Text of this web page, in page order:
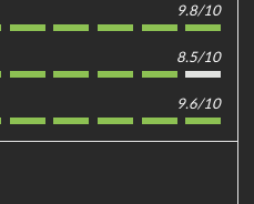
9.8/10
8.5/10
9.6/10